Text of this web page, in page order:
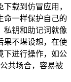
载到仿冒应用，
命一样保护自己的
私钥和助记词就像
果不堪设想，在使
下进行操作，如公
共场合，容易被